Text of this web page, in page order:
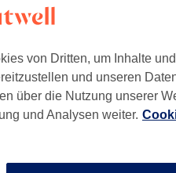
von Dritten, um Inhalte
und unseren
über die Nutzung unserer
und Analysen weiter.